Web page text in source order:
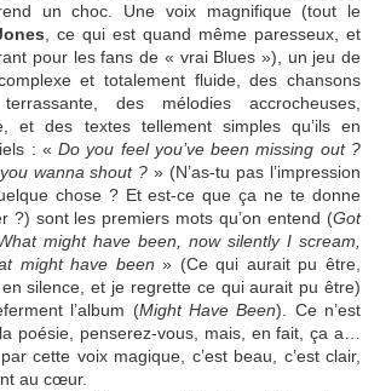
un choc. Une voix magnifique (tout le
, ce qui est quand même paresseux, et
pour les fans de « vrai Blues »), un jeu de
et totalement fluide, des chansons
des mélodies accrocheuses,
et des textes tellement simples qu’ils en
: «Do you feel you’ve been missing out ?
wanna shout ?» (N’as-tu pas l’impression
chose ? Et est-ce que ça ne te donne
?) sont les premiers mots qu’on entend (Got
might have been, now silently I scream,
might have been » (Ce qui aurait pu être,
silence, et je regrette ce qui aurait pu être)
l’album (Might Have Been). Ce n’est
poésie, penserez-vous, mais, en fait, ça a…
cette voix magique, c’est beau, c’est clair,
au cœur.